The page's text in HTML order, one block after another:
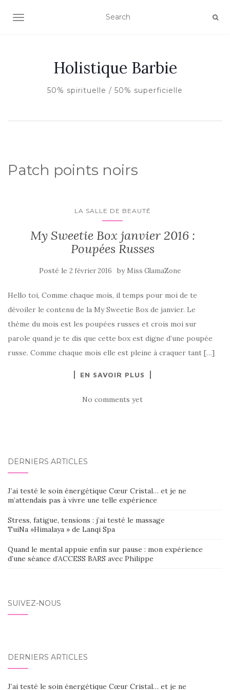
AFFICHER/MASQUER LA NAVIGATION
Holistique Barbie
50% spirituelle / 50% superficielle
Patch points noirs
LA SALLE DE BEAUTÉ
My Sweetie Box janvier 2016 :
Poupées Russes
Posté le 2 février 2016 by Miss GlamaZone
Hello toi, Comme chaque mois, il temps pour moi de te
dévoiler le contenu de la My Sweetie Box de janvier. Le
thème du mois est les poupées russes et crois moi sur
parole quand je te dis que cette box est digne d’une poupée
russe. Comme chaque mois elle est pleine à craquer tant […]
EN SAVOIR PLUS
No comments yet
DERNIERS ARTICLES
J’ai testé le soin énergétique Cœur Cristal… et je ne
m’attendais pas à vivre une telle expérience
Stress, fatigue, tensions : j’ai testé le massage
TuiNa »Himalaya » de Lanqi Spa
Quand le mental appuie enfin sur pause : mon expérience
d’une séance d’ACCESS BARS avec Philippe
SUIVEZ-NOUS
DERNIERS ARTICLES
J’ai testé le soin énergétique Cœur Cristal… et je ne